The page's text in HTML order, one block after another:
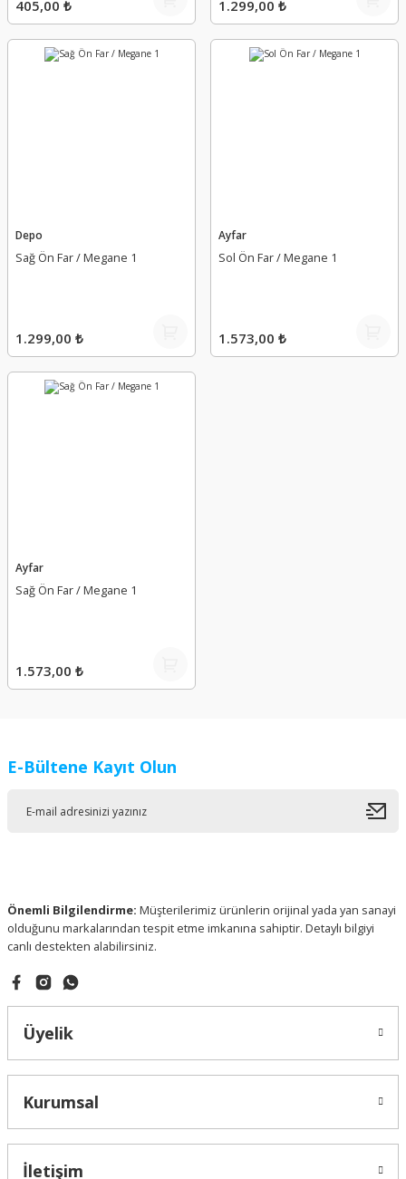
405,00 ₺ 1.299,00 ₺
Depo
Sağ Ön Far / Megane 1
1.299,00 ₺
Ayfar
Sol Ön Far / Megane 1
1.573,00 ₺
Ayfar
Sağ Ön Far / Megane 1
1.573,00 ₺
E-Bültene Kayıt Olun
Önemli Bilgilendirme: Müşterilerimiz ürünlerin orijinal yada yan sanayi
olduğunu markalarından tespit etme imkanına sahiptir. Detaylı bilgiyi
canlı destekten alabilirsiniz.
Üyelik
Kurumsal
İletişim